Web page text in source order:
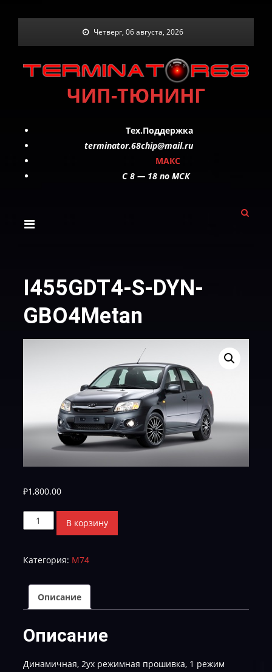
Четверг, 06 августа, 2026
ЧИП-ТЮНИНГ
Тех.Поддержка
terminator.68chip@mail.ru
МАКС
C 8 — 18 по МСК
I455GDT4-S-DYN-
GBO4Metan
₽1,800.00
Количество
товара
S-
GBO4Metan
В корзину
Категория: M74
Описание
Описание
Динамичная, 2ух режимная прошивка, 1 режим